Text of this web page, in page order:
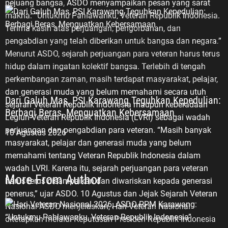
merumuskan pelaksanaan
sosialisasi ke sekolah-sekolah agar
generasi muda memahami sejarah
perjuangan bangsa dan memiliki
semangat patriotisme serta
nasionalisme,” ungkap ASDO. Tiga
Kelompok Veteran Republik
Indonesia Lebih lanjut, ASDO
menjelaskan bahwa Veteran
Republik Indonesia secara umum
mencakup tiga kelompok
perjuangan. Pertama, Veteran
Pejuang Kemerdekaan Republik
Indonesia (PKRI), yakni mereka
yang terlibat dalam perjuangan
merebut dan mempertahankan
Kemerdekaan Republik Indonesia.
Kedua, Veteran Pembela, yakni
mereka yang terlibat dalam
pengorbanan, dan pengabdian para Veteran Republik
Indonesia yang telah berjuang merebut,
mempertahankan, serta menjaga kedaulatan Negara
Kesatuan Republik Indonesia. Pesan tersebut
disampaikan ASDO, Sekretaris PC Pemuda Panca
Marga (PPM) Karawang, bertepatan dengan Hari
Veteran Nasional 2026. Dengan penuh penghormatan
kepada para pejuang bangsa, ASDO menyampaikan
pesan yang sarat makna: “Untukmu Pahlawanku,
Veteran Republik Indonesia. Terima kasih atas
perjuangan, pengorbanan, dan pengabdian yang
telah diberikan untuk bangsa dan negara.” Menurut
ASDO, sejarah perjuangan para veteran harus terus
hidup dalam ingatan kolektif bangsa. Terlebih di
tengah perkembangan zaman, masih terdapat
masyarakat, pelajar, dan generasi muda yang belum
memahami secara utuh sejarah Veteran Republik
Indonesia maupun keberadaan Legiun Veteran
Dari Galuh Mas, PSI Karawang Teguhkan Kepedulian:
Berbagi Beras, Menguatkan Kebersamaan
10 Agustus 2026
More From Author